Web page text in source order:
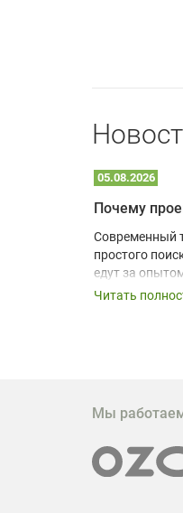
05.08.2026
Современный
простого
едут за
ощущениями.
эффективных
проектора.
Читать
Мы